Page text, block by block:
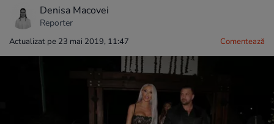
Denisa Macovei
Reporter
Actualizat pe 23 mai 2019, 11:47 Comentează